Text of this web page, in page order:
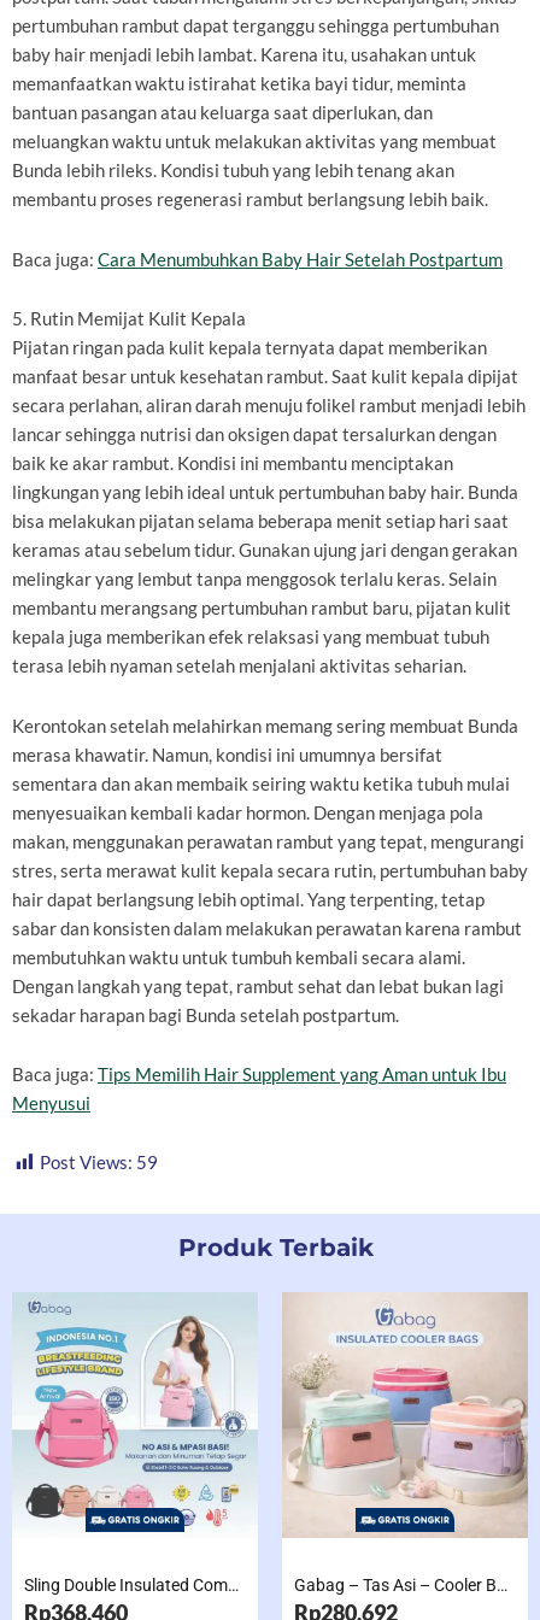
pertumbuhan rambut dapat terganggu sehingga pertumbuhan
baby hair menjadi lebih lambat. Karena itu, usahakan untuk
memanfaatkan waktu istirahat ketika bayi tidur, meminta
bantuan pasangan atau keluarga saat diperlukan, dan
meluangkan waktu untuk melakukan aktivitas yang membuat
Bunda lebih rileks. Kondisi tubuh yang lebih tenang akan
membantu proses regenerasi rambut berlangsung lebih baik.
Baca juga: Cara Menumbuhkan Baby Hair Setelah Postpartum
5. Rutin Memijat Kulit Kepala
Pijatan ringan pada kulit kepala ternyata dapat memberikan
manfaat besar untuk kesehatan rambut. Saat kulit kepala dipijat
secara perlahan, aliran darah menuju folikel rambut menjadi lebih
lancar sehingga nutrisi dan oksigen dapat tersalurkan dengan
baik ke akar rambut. Kondisi ini membantu menciptakan
lingkungan yang lebih ideal untuk pertumbuhan baby hair. Bunda
bisa melakukan pijatan selama beberapa menit setiap hari saat
keramas atau sebelum tidur. Gunakan ujung jari dengan gerakan
melingkar yang lembut tanpa menggosok terlalu keras. Selain
membantu merangsang pertumbuhan rambut baru, pijatan kulit
kepala juga memberikan efek relaksasi yang membuat tubuh
terasa lebih nyaman setelah menjalani aktivitas seharian.
Kerontokan setelah melahirkan memang sering membuat Bunda
merasa khawatir. Namun, kondisi ini umumnya bersifat
sementara dan akan membaik seiring waktu ketika tubuh mulai
menyesuaikan kembali kadar hormon. Dengan menjaga pola
makan, menggunakan perawatan rambut yang tepat, mengurangi
stres, serta merawat kulit kepala secara rutin, pertumbuhan baby
hair dapat berlangsung lebih optimal. Yang terpenting, tetap
sabar dan konsisten dalam melakukan perawatan karena rambut
membutuhkan waktu untuk tumbuh kembali secara alami.
Dengan langkah yang tepat, rambut sehat dan lebat bukan lagi
sekadar harapan bagi Bunda setelah postpartum.
Baca juga: Tips Memilih Hair Supplement yang Aman untuk Ibu
Menyusui
Post Views: 59
Produk Terbaik
Sling Double Insulated Compartment Cappucino Black, Creamy, Salem, Chocolate
Rp368.460
Gabag – Tas Asi – Cooler Bag Sling Single Compartment Mint Grape Bubble
Rp280.692